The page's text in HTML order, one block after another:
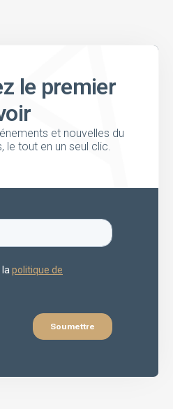
le premier
et nouvelles du
le tout en un seul clic.